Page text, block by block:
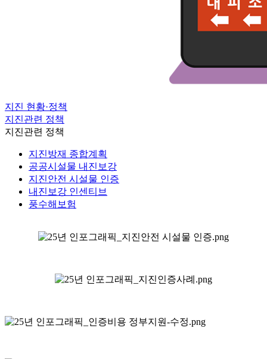
지진 현황·정책
지진관련 정책
지진관련 정책
지진방재 종합계획
공공시설물 내진보강
지진안전 시설물 인증
내진보강 인센티브
풍수해보험